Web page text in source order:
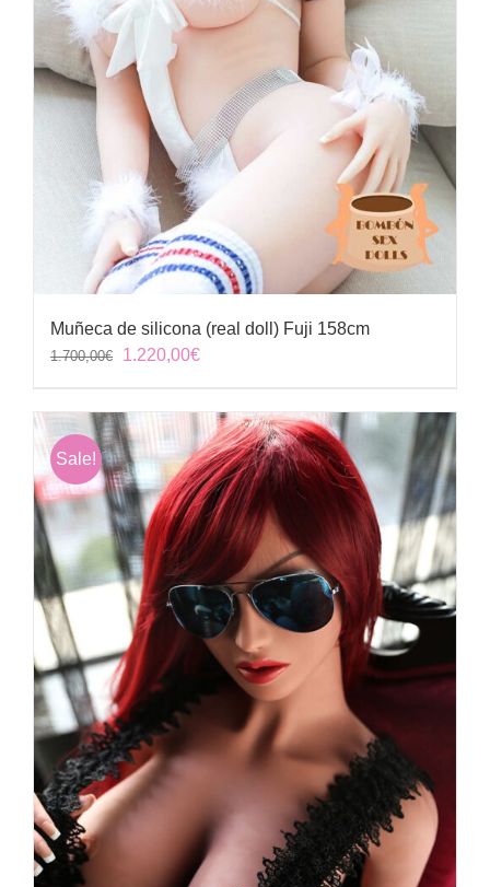
Muñeca de silicona (real doll) Fuji 158cm
1.700,00€
El
era:
1.700,00€.
1.220,00€El
es:
1.220,00€.
Sale!